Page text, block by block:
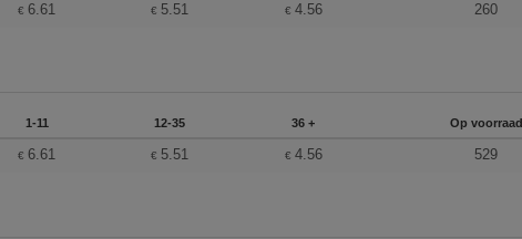
€6.61 € 5.51 € 4.56 260
1-11 12-35 36 + Op voorraad
€6.61 € 5.51 € 4.56 529